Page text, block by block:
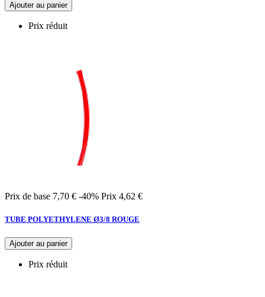
Ajouter au panier
Prix réduit
Prix de base 7,70 € -40% Prix 4,62 €
TUBE POLYETHYLENE Ø3/8 ROUGE
Ajouter au panier
Prix réduit